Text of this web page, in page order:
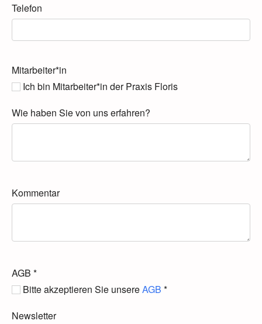
Telefon
Mitarbeiter*in
Ich bin Mitarbeiter*in der Praxis Floris
Wie haben Sie von uns erfahren?
Kommentar
AGB *
Bitte akzeptieren Sie unsereAGB *
Newsletter